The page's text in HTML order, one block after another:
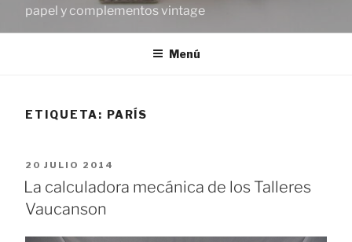
papel y complementos vintage
Menú
ETIQUETA: PARÍS
PUBLICADO
EL
20 JULIO 2014
La calculadora mecánica de los Talleres
Vaucanson